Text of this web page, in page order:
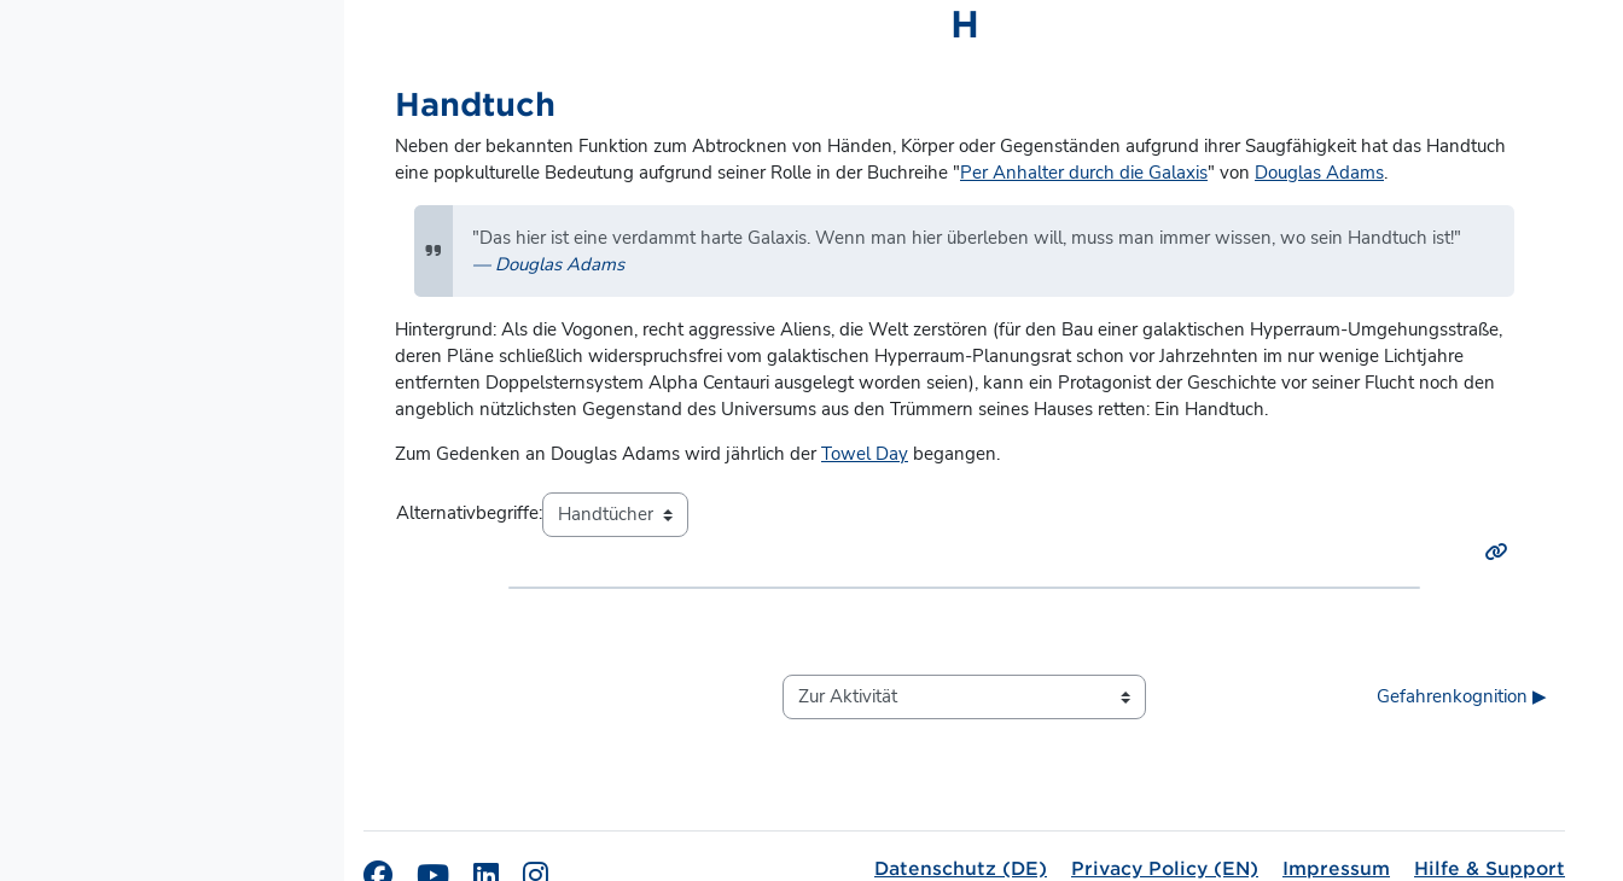
H
Handtuch
Neben der bekannten Funktion zum Abtrocknen von Händen, Körper oder Gegenständen aufgrund ihrer Saugfähigkeit hat das Handtuch
eine popkulturelle Bedeutung aufgrund seiner Rolle in der Buchreihe "Per Anhalter durch die Galaxis" von Douglas Adams.
"Das hier ist eine verdammt harte Galaxis. Wenn man hier überleben will, muss man immer wissen, wo sein Handtuch ist!"
Douglas Adams
Hintergrund: Als die Vogonen, recht aggressive Aliens, die Welt zerstören (für den Bau einer galaktischen Hyperraum-Umgehungsstraße,
deren Pläne schließlich widerspruchsfrei vom galaktischen Hyperraum-Planungsrat schon vor Jahrzehnten im nur wenige Lichtjahre
entfernten Doppelsternsystem Alpha Centauri ausgelegt worden seien), kann ein Protagonist der Geschichte vor seiner Flucht noch den
angeblich nützlichsten Gegenstand des Universums aus den Trümmern seines Hauses retten: Ein Handtuch.
Zum Gedenken an Douglas Adams wird jährlich derTowel Day begangen.
Alternativbegriffe:
Zur Aktivität Gefahrenkognition ▶︎
Datenschutz (DE) Privacy Policy (EN) Impressum Hilfe & Support